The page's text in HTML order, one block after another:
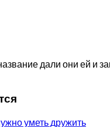
дали они ей и